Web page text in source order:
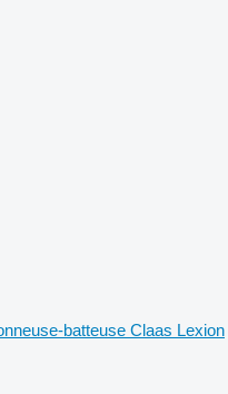
batteuse Claas Lexion